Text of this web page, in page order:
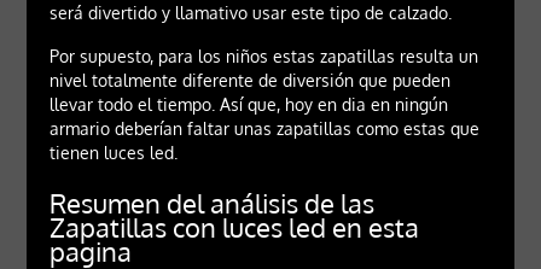
será divertido y llamativo usar este tipo de calzado.
Por supuesto, para los niños estas zapatillas resulta un
nivel totalmente diferente de diversión que pueden
llevar todo el tiempo. Así que, hoy en dia en ningún
armario deberían faltar unas zapatillas como estas que
tienen luces led.
Resumen del análisis de las
Zapatillas con luces led en esta
pagina